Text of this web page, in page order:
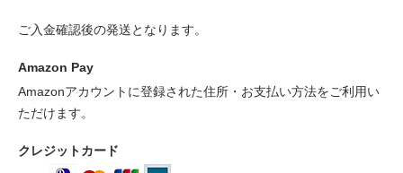
ご入金確認後の発送となります。
Amazon Pay
Amazonアカウントに登録された住所・お支払い方法をご利用い
ただけます。
クレジットカード